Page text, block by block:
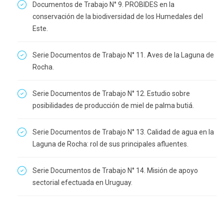
Documentos de Trabajo N° 9. PROBIDES en la
conservación de la biodiversidad de los Humedales del
Este.
Serie Documentos de Trabajo N° 11. Aves de la Laguna de
Rocha.
Serie Documentos de Trabajo N° 12. Estudio sobre
posibilidades de producción de miel de palma butiá.
Serie Documentos de Trabajo N° 13. Calidad de agua en la
Laguna de Rocha: rol de sus principales afluentes.
Serie Documentos de Trabajo N° 14. Misión de apoyo
sectorial efectuada en Uruguay.